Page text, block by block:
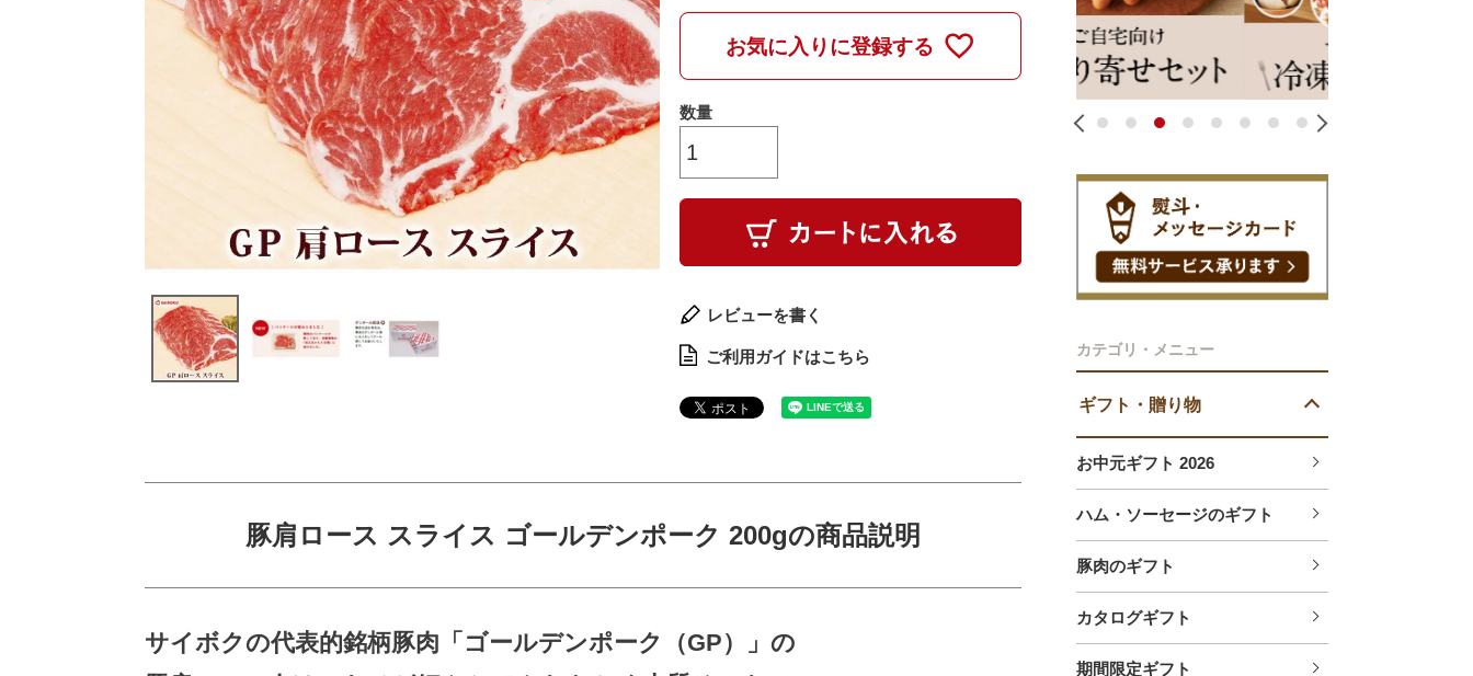
カテゴリ・メニュー
ギフト・贈り物
お中元ギフト 2026
ハム・ソーセージのギフト
豚肉のギフト
カタログギフト
期間限定ギフト
お気に入りに登録する
レビューを書く
ご利用ガイドはこちら
豚肩ロース スライス ゴールデンポーク 200gの商品説明
サイボクの代表的銘柄豚肉「ゴールデンポーク（GP）」の